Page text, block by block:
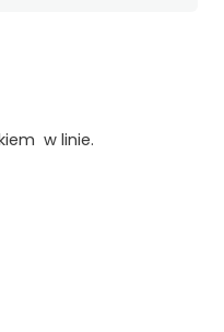
w linie.